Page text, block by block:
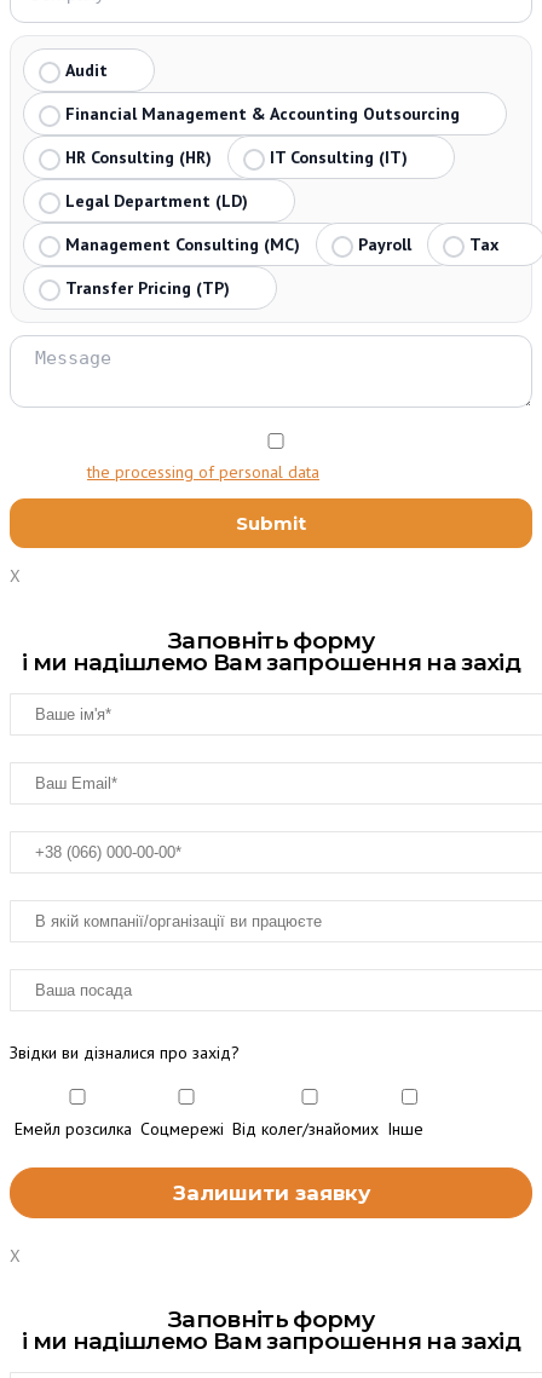
Audit
Financial Management & Accounting Outsourcing
HR Consulting (HR)
IT Consulting (IT)
Legal Department (LD)
Management Consulting (MC)
Payroll
Tax
Transfer Pricing (TP)
I agree tothe processing of personal data
X
Заповніть форму
і ми надішлемо Вам запрошення на захід
Звідки ви дізналися про захід?
Емейл розсилка Соцмережі Від колег/знайомих Інше
X
Заповніть форму
і ми надішлемо Вам запрошення на захід